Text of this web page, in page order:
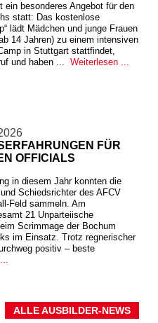
besonderes Angebot für den
statt: Das kostenlose
lädt Mädchen und junge Frauen
14 Jahren) zu einem intensiven
in Stuttgart stattfindet,
und haben ... Weiterlesen ...
FÜR
OFFICIALS
in diesem Jahr konnten die
Schiedsrichter des AFCV
Feld sammeln. Am
21 Unparteiische
Scrimmage der Bochum
im Einsatz. Trotz regnerischer
positiv – beste
ALLE AUSBILDER-NEWS